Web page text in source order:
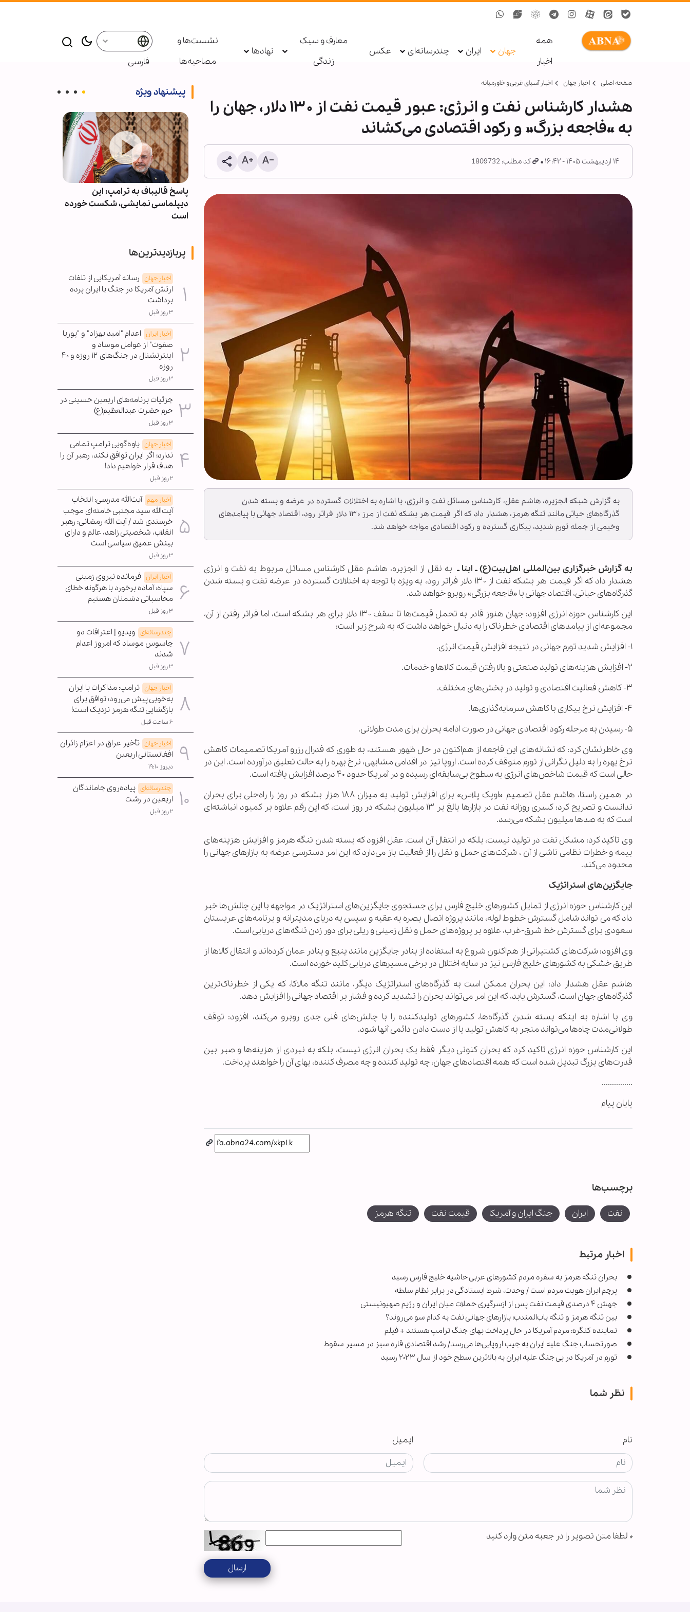
همه
اخبار
جهان ایران چندرسانه‌ای عکس
معارف و سبک
زندگی
نهادها
نشست‌ها و
مصاحبه‌ها
فارسی
صفحه اصلی اخبار جهان اخبار آسیای غربی و خاورمیانه
هشدار کارشناس نفت و انرژی: عبور قیمت نفت از ۱۳۰ دلار، جهان را
به «فاجعه بزرگ» و رکود اقتصادی می‌کشاند
۱۴ اردیبهشت ۱۴۰۵ - ۱۶:۴۲ کد مطلب: 1809732
به گزارش شبکه الجزیره، هاشم عقل، کارشناس مسائل نفت و انرژی، با اشاره به اختلالات گسترده در عرضه و بسته شدن
گذرگاه‌های حیاتی مانند تنگه هرمز، هشدار داد که اگر قیمت هر بشکه نفت از مرز ۱۳۰ دلار فراتر رود، اقتصاد جهانی با پیامدهای
وخیمی از جمله تورم شدید، بیکاری گسترده و رکود اقتصادی مواجه خواهد شد.
به گزارش خبرگزاری بین‌المللی اهل‌بیت(ع) ـ ابنا ـبه نقل از الجزیره، هاشم عقل کارشناس مسائل مربوط به نفت و انرژی
هشدار داد که اگر قیمت هر بشکه نفت از ۱۳۰ دلار فراتر رود، به ویژه با توجه به اختلالات گسترده در عرضه نفت و بسته شدن
گذرگاه‌های حیاتی، اقتصاد جهانی با «فاجعه بزرگی» روبرو خواهد شد.
این کارشناس حوزه انرژی افزود: جهان هنوز قادر به تحمل قیمت‌ها تا سقف ۱۳۰ دلار برای هر بشکه است، اما فراتر رفتن از آن،
مجموعه‌ای از پیامدهای اقتصادی خطرناک را به دنبال خواهد داشت که به شرح زیر است:
۱- افزایش شدید تورم جهانی در نتیجه افزایش قیمت انرژی.
۲- افزایش هزینه‌های تولید صنعتی و بالا رفتن قیمت کالاها و خدمات.
۳- کاهش فعالیت اقتصادی و تولید در بخش‌های مختلف.
۴- افزایش نرخ بیکاری با کاهش سرمایه‌گذاری‌ها.
۵- رسیدن به مرحله رکود اقتصادی جهانی در صورت ادامه بحران برای مدت طولانی.
وی خاطرنشان کرد: که نشانه‌های این فاجعه از هم‌اکنون در حال ظهور هستند، به طوری که فدرال رزرو آمریکا تصمیمات کاهش
نرخ بهره را به دلیل نگرانی از تورم متوقف کرده است. اروپا نیز در اقدامی مشابهی، نرخ بهره را به حالت تعلیق درآورده است. این در
حالی است که قیمت شاخص‌های انرژی به سطوح بی‌سابقه‌ای رسیده و در آمریکا حدود ۴۰ درصد افزایش یافته است.
در همین راستا، هاشم عقل تصمیم «اوپک پلاس» برای افزایش تولید به میزان ۱۸۸ هزار بشکه در روز را راه‌حلی برای بحران
ندانست و تصریح کرد: کسری روزانه نفت در بازارها بالغ بر ۱۳ میلیون بشکه در روز است، که این رقم علاوه بر کمبود انباشته‌ای
است که به صدها میلیون بشکه می‌رسد.
وی تاکید کرد: مشکل نفت در تولید نیست، بلکه در انتقال آن است. عقل افزود که بسته شدن تنگه هرمز و افزایش هزینه‌های
بیمه و خطرات نظامی ناشی از آن ، شرکت‌های حمل و نقل را از فعالیت باز می‌دارد که این امر دسترسی عرضه به بازارهای جهانی را
محدود می‌کند.
جایگزین‌های استراتژیک
این کارشناس حوزه انرژی از تمایل کشورهای خلیج فارس برای جستجوی جایگزین‌های استراتژیک در مواجهه با این چالش‌ها خبر
داد که می تواند شامل گسترش خطوط لوله، مانند پروژه اتصال بصره به عقبه و سپس به دریای مدیترانه و برنامه‌های عربستان
سعودی برای گسترش خط شرق-غرب، علاوه بر پروژه‌های حمل و نقل زمینی و ریلی برای دور زدن تنگه‌های دریایی است.
وی افزود: شرکت‌های کشتیرانی از هم‌اکنون شروع به استفاده از بنادر جایگزین مانند ینبع و بنادر عمان کرده‌اند و انتقال کالاها از
طریق خشکی به کشورهای خلیج فارس نیز در سایه اختلال در برخی مسیرهای دریایی کلید خورده است.
هاشم عقل هشدار داد: این بحران ممکن است به گذرگاه‌های استراتژیک دیگر، مانند تنگه مالاکا، که یکی از خطرناک‌ترین
گذرگاه‌های جهان است، گسترش یابد، که این امر می‌تواند بحران را تشدید کرده و فشار بر اقتصاد جهانی را افزایش دهد.
وی با اشاره به اینکه بسته شدن گذرگاه‌ها، کشورهای تولیدکننده را با چالش‌های فنی جدی روبرو می‌کند، افزود: توقف
طولانی‌مدت چاه‌ها می‌تواند منجر به کاهش تولید یا از دست دادن دائمی آنها شود.
این کارشناس حوزه انرژی تاکید کرد که بحران کنونی دیگر فقط یک بحران انرژی نیست، بلکه به نبردی از هزینه‌ها و صبر بین
قدرت‌های بزرگ تبدیل شده است که همه اقتصادهای جهان، چه تولید کننده و چه مصرف‌ کننده، بهای آن را خواهند پرداخت.
...............
پایان پیام
برچسب‌ها
نفت ایران جنگ ایران و آمریکا قیمت نفت تنگه هرمز
اخبار مرتبط
بحران تنگه هرمز به سفره مردم کشورهای عربی حاشیه خلیج فارس رسید
پرچم ایران هویت مردم است / وحدت، شرط ایستادگی در برابر نظام سلطه
جهش ۴ درصدی قیمت نفت پس از ازسرگیری حملات میان ایران و رژیم صهیونیستی
بین تنگه هرمز و تنگه باب‌المندب؛ بازارهای جهانی نفت به کدام سو می‌روند؟
نماینده کنگره: مردم آمریکا در حال پرداخت بهای جنگ ترامپ هستند + فیلم
صورتحساب جنگ علیه ایران به جیب اروپایی‌ها می‌رسد/ رشد اقتصادی قاره سبز در مسیر سقوط
تورم در آمریکا در پی جنگ علیه ایران به بالاترین سطح خود از سال ۲۰۲۳ رسید
نظر شما
نام ایمیل
* لطفا متن تصویر را در جعبه متن وارد کنید
ارسال
پیشنهاد ویژه
حزب‌الله: دولت لبنان مذاکرات و
امتیازدهی به تل‌آویو را متوقف کند
پاسخ قالیباف به ترامپ: این
دیپلماسی نمایشی، شکست خورده
است
پربازدیدترین‌ها
اخبار جهان رسانه آمریکایی از تلفات
ارتش آمریکا در جنگ با ایران پرده
برداشت
۳ روز قبل
اخبار ایران اعدام "امید بهزاد" و "پوریا
صفوت" از عوامل موساد و
اینترنشنال در جنگ‌های ۱۲ روزه و ۴۰
روزه
۳ روز قبل
جزئیات برنامه‌های اربعین حسینی در
حرم حضرت عبدالعظیم(ع)
۳ روز قبل
اخبار جهان یاوه‌گویی ترامپ تمامی
ندارد؛ اگر ایران توافق نکند، رهبر آن را
هدف قرار خواهیم داد!
۲ روز قبل
اخبار مهم آیت‌الله مدرسی: انتخاب
آیت‌الله سید مجتبی خامنه‌ای موجب
خرسندی شد / آیت الله رمضانی: رهبر
انقلاب، شخصیتی زاهد، عالم و دارای
بینش عمیق سیاسی است
۳ روز قبل
اخبار ایران فرمانده نیروی زمینی
سپاه: آماده برخورد با هرگونه خطای
محاسباتی دشمنان هستیم
۳ روز قبل
چندرسانه‌ای ویدیو | اعترافات دو
جاسوس موساد که امروز اعدام
شدند
۳ روز قبل
اخبار جهان ترامپ: مذاکرات با ایران
به‌خوبی پیش می‌رود؛ توافق برای
بازگشایی تنگه هرمز نزدیک است!
۶ ساعت قبل
اخبار جهان تأخیر عراق در اعزام زائران
افغانستانی اربعین
دیروز ۱۹:۱۰
چندرسانه‌ای پیاده‌روی جاماندگان
اربعین در رشت
۲ روز قبل